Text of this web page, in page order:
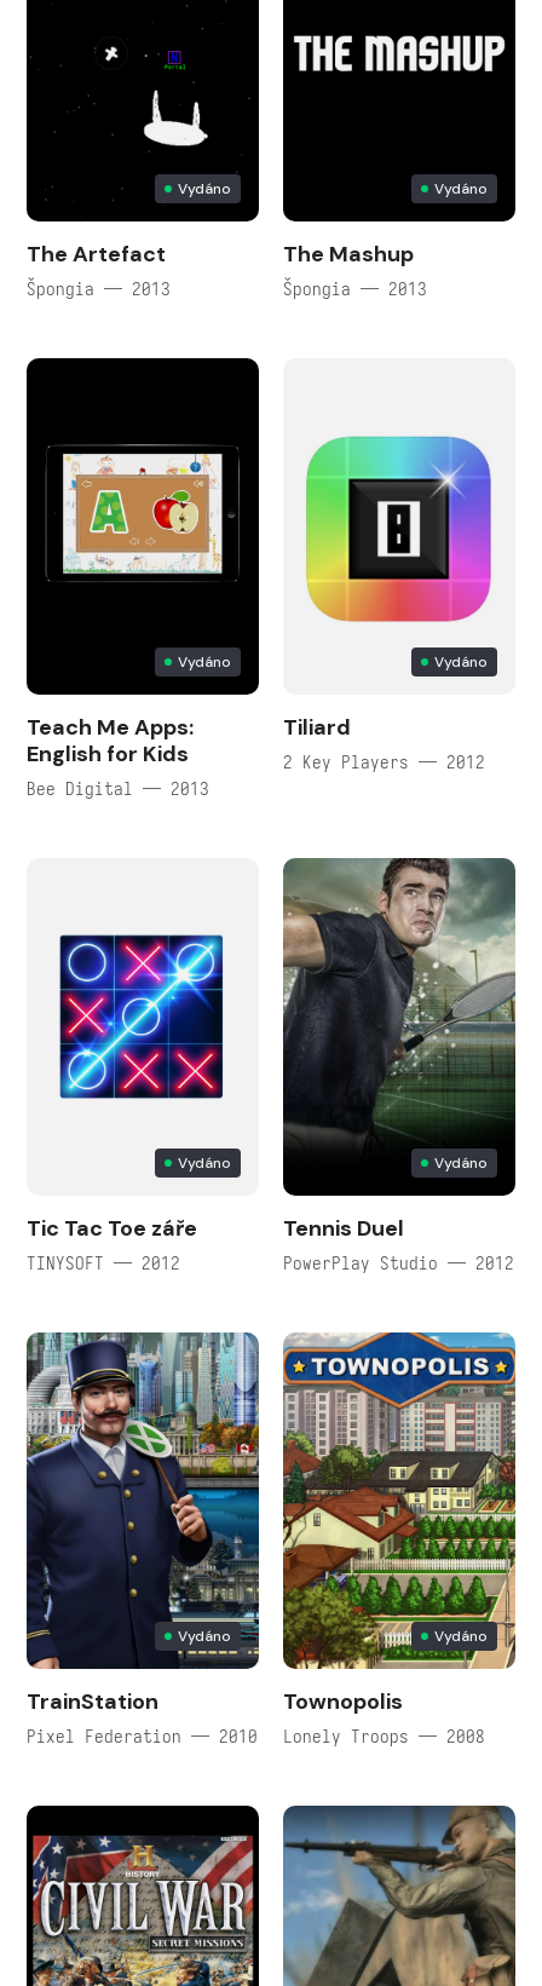
Vydáno
The Artefact
Špongia — 2013
Vydáno
The Mashup
Špongia — 2013
Vydáno
Teach Me Apps:
English for Kids
Bee Digital — 2013
Vydáno
Tiliard
2 Key Players — 2012
Vydáno
Tic Tac Toe záře
TINYSOFT — 2012
Vydáno
Tennis Duel
PowerPlay Studio — 2012
Vydáno
TrainStation
Pixel Federation — 2010
Vydáno
Townopolis
Lonely Troops — 2008